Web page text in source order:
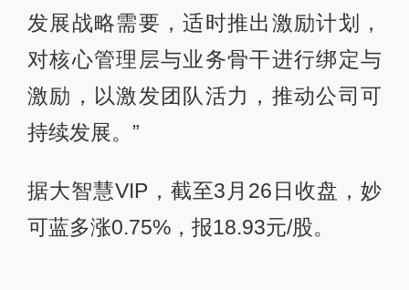
发展战略需要，适时推出激励计划，
对核心管理层与业务骨干进行绑定与
激励，以激发团队活力，推动公司可
持续发展。”
据大智慧VIP，截至3月26日收盘，妙
可蓝多涨0.75%，报18.93元/股。